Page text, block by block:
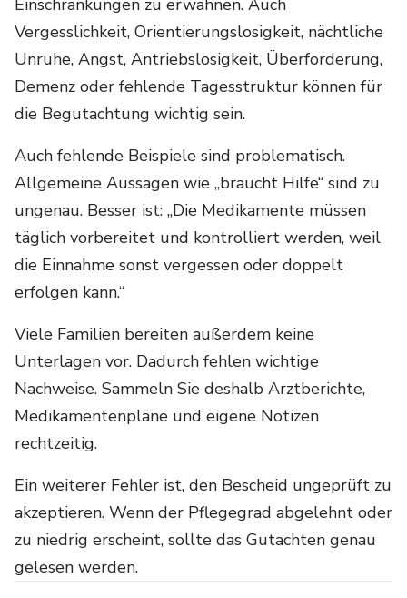
Einschränkungen zu erwähnen. Auch
Vergesslichkeit, Orientierungslosigkeit, nächtliche
Unruhe, Angst, Antriebslosigkeit, Überforderung,
Demenz oder fehlende Tagesstruktur können für
die Begutachtung wichtig sein.
Auch fehlende Beispiele sind problematisch.
Allgemeine Aussagen wie „braucht Hilfe“ sind zu
ungenau. Besser ist: „Die Medikamente müssen
täglich vorbereitet und kontrolliert werden, weil
die Einnahme sonst vergessen oder doppelt
erfolgen kann.“
Viele Familien bereiten außerdem keine
Unterlagen vor. Dadurch fehlen wichtige
Nachweise. Sammeln Sie deshalb Arztberichte,
Medikamentenpläne und eigene Notizen
rechtzeitig.
Ein weiterer Fehler ist, den Bescheid ungeprüft zu
akzeptieren. Wenn der Pflegegrad abgelehnt oder
zu niedrig erscheint, sollte das Gutachten genau
gelesen werden.